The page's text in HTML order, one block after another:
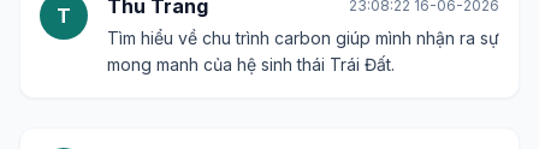
T Thu Trang 23:08:22 16-06-2026
Tìm hiểu về chu trình carbon giúp mình nhận ra sự
mong manh của hệ sinh thái Trái Đất.